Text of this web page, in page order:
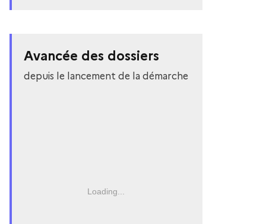
Avancée des dossiers
depuis le lancement de la démarche
Loading...